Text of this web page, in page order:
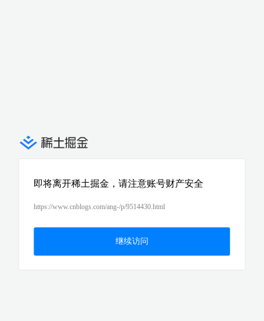
即将离开稀土掘金，请注意账号财产安全
https://www.cnblogs.com/ang-/p/9514430.html
继续访问